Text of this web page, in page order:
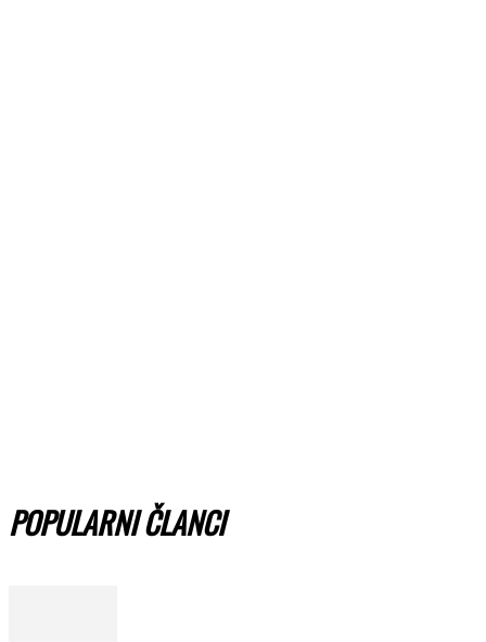
POPULARNI ČLANCI